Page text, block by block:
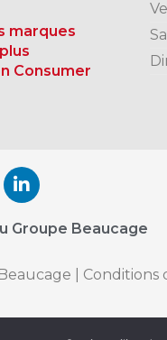
marques
Consumer
Groupe Beaucage
| Conditions